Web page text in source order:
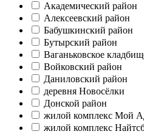
Академический район
Алексеевский район
Бабушкинский район
Бутырский район
Ваганьковское
Войковский район
Даниловский район
деревня Новосёлки
Донской район
жилой комплекс Мой
жилой комплекс